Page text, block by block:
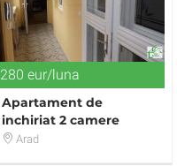
280 eur/luna
Apartament de
inchiriat 2 camere
Arad